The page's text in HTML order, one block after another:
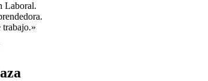
Laboral.
trabajo.»